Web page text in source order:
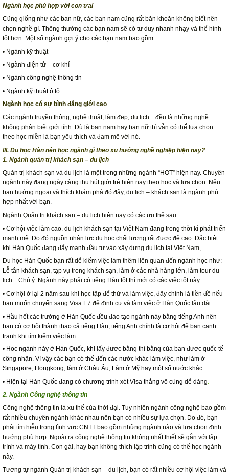
Ngành học phù hợp với con trai
Cũng giống như các bạn nữ, các bạn nam cũng rất băn khoăn không biết nên
chọn nghề gì. Thông thường các bạn nam sẽ có tư duy nhanh nhạy và thể hình
tốt hơn. Một số ngành gợi ý cho các bạn nam bao gồm:
• Ngành kỹ thuật
• Ngành điện tử – cơ khí
• Ngành công nghệ thông tin
• Ngành kỹ thuật ô tô
Ngành học có sự bình đẳng giới cao
Các ngành truyền thông, nghệ thuật, làm đẹp, du lịch... đều là những nghề
không phân biệt giới tính. Dù là bạn nam hay bạn nữ thì vẫn có thể lựa chọn
theo học miễn là bạn yêu thích và đam mê với nó.
III. Du học Hàn nên học ngành gì theo xu hướng nghề nghiệp hiện nay?
1. Ngành quản trị khách sạn – du lịch
Quản trị khách sạn và du lịch là một trong những ngành “HOT” hiện nay. Chuyên
ngành này đang ngày càng thu hút giới trẻ hiện nay theo học và lựa chọn. Nếu
bạn hướng ngoại và thích khám phá đó đây, du lịch – khách sạn là ngành phù
hợp nhất với bạn.
Ngành Quản trị khách sạn – du lịch hiện nay có các ưu thế sau:
• Cơ hội việc làm cao. du lịch khách sạn tại Việt Nam đang trong thời kì phát triển
mạnh mẽ. Do đó nguồn nhân lực du học chất lượng rất được đề cao. Đặc biệt
khi Hàn Quốc đang đẩy mạnh đầu tư vào xây dựng du lịch tại Việt Nam,
Du học Hàn Quốc bạn rất dễ kiếm việc làm thêm liên quan đến ngành học như:
Lễ tân khách sạn, tạp vụ trong khách sạn, làm ở các nhà hàng lớn, làm tour du
lịch... Chú ý: Ngành này phải có tiếng Hàn tốt thì mới có các việc tốt này.
• Cơ hội ở lại 2 năm sau khi học tập để thử và làm việc, đây chính là tiền đề nếu
bạn muốn chuyển sang Visa E7 để định cư và làm việc ở Hàn Quốc lâu dài.
• Hầu hết các trường ở Hàn Quốc đều đào tạo ngành này bằng tiếng Anh nên
bạn có cơ hội thành thạo cả tiếng Hàn, tiếng Anh chính là cơ hội để bạn cạnh
tranh khi tìm kiếm việc làm.
• Học ngành này ở Hàn Quốc, khi lấy được bằng thì bằng của bạn được quốc tế
công nhận. Vì vậy các bạn có thể đến các nước khác làm việc, như làm ở
Singapore, Hongkong, làm ở Châu Âu, Làm ở Mỹ hay một số nước khác...
• Hiện tại Hàn Quốc đang có chương trình xét Visa thẳng vô cùng dễ dàng.
2. Ngành Công nghệ thông tin
Công nghệ thông tin là xu thế của thời đại. Tuy nhiên ngành công nghệ bao gồm
rất nhiều chuyên ngành khác nhau nên bạn có nhiều sự lựa chọn. Do đó, bạn
phải tìm hiễu trong lĩnh vực CNTT bao gồm những ngành nào và lựa chọn định
hướng phù hợp. Ngoài ra công nghệ thông tin không nhất thiết sẽ gắn với lập
trình và máy tính. Con gái, hay bạn không thích lập trình cũng có thể học ngành
này.
Tương tự ngành Quản trị khách sạn – du lịch, bạn có rất nhiều cơ hội việc làm và